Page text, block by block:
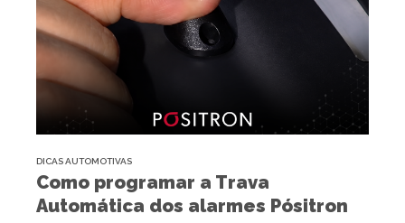
DICAS AUTOMOTIVAS
Como programar a Trava
Automática dos alarmes Pósitron